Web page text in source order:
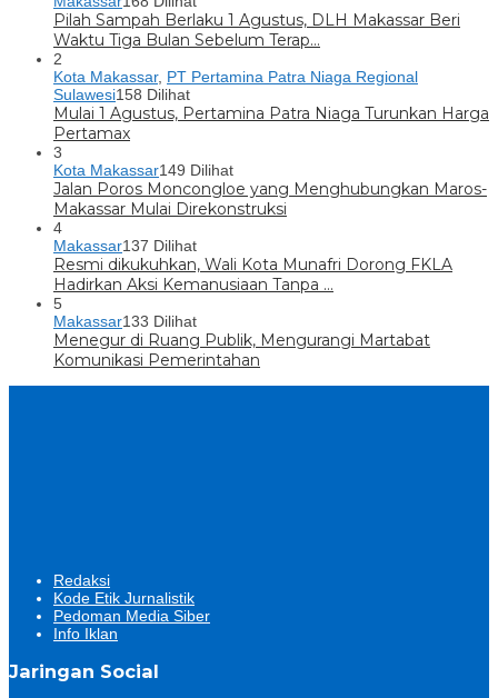
Pilah Sampah Berlaku 1 Agustus, DLH Makassar Beri
Waktu Tiga Bulan Sebelum Terap…
2
Kota Makassar, PT Pertamina Patra Niaga Regional
Sulawesi158 Dilihat
Mulai 1 Agustus, Pertamina Patra Niaga Turunkan Harga
Pertamax
3
Kota Makassar149 Dilihat
Jalan Poros Moncongloe yang Menghubungkan Maros-
Makassar Mulai Direkonstruksi
4
Makassar137 Dilihat
Resmi dikukuhkan, Wali Kota Munafri Dorong FKLA
Hadirkan Aksi Kemanusiaan Tanpa …
5
Makassar133 Dilihat
Menegur di Ruang Publik, Mengurangi Martabat
Komunikasi Pemerintahan
Redaksi
Kode Etik Jurnalistik
Pedoman Media Siber
Info Iklan
Jaringan Social